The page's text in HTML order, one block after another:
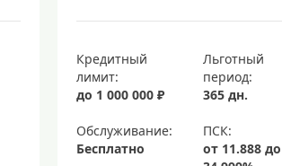
Кредитный
лимит:
до 1 000 000 ₽
Льготный
период:
365 дн.
Обслуживание:
Бесплатно